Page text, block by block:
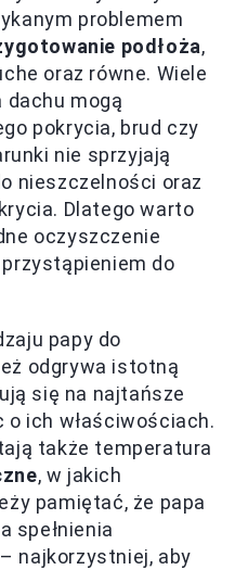
problemem
podłoża,
oraz równe. Wiele
dachu mogą
pokrycia, brud czy
nie sprzyjają
nieszczelności oraz
Dlatego warto
oczyszczenie
do
papy do
odgrywa istotną
się na najtańsze
o ich właściwościach.
także temperatura
, w jakich
pamiętać, że papa
spełnienia
najkorzystniej, aby